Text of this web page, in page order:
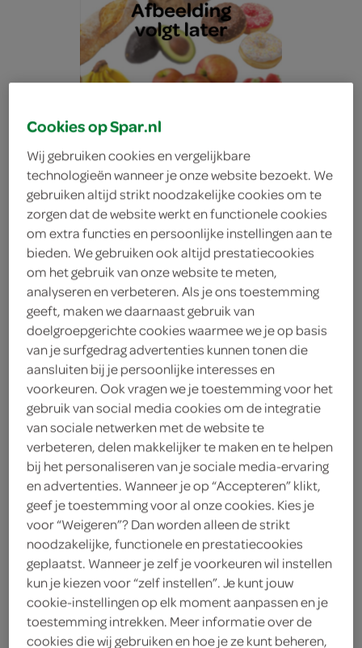
Lokale Bakker spelt licht
half
Lokale Bakker
2.
42
1 Stuks
Let op: aanbiedingen zijn niet zichtbaar bij de
producten, maar worden wél automatisch
verwerkt in de winkelmand.
Cookies op Spar.nl
Wij gebruiken cookies en vergelijkbare
technologieën wanneer je onze website bezoekt. We
gebruiken altijd strikt noodzakelijke cookies om te
zorgen dat de website werkt en functionele cookies
om extra functies en persoonlijke instellingen aan te
bieden. We gebruiken ook altijd prestatiecookies
om het gebruik van onze website te meten,
analyseren en verbeteren. Als je ons toestemming
geeft, maken we daarnaast gebruik van
doelgroepgerichte cookies waarmee we je op basis
van je surfgedrag advertenties kunnen tonen die
aansluiten bij je persoonlijke interesses en
voorkeuren. Ook vragen we je toestemming voor het
gebruik van social media cookies om de integratie
van sociale netwerken met de website te
verbeteren, delen makkelijker te maken en te helpen
bij het personaliseren van je sociale media-ervaring
en advertenties. Wanneer je op “Accepteren” klikt,
geef je toestemming voor al onze cookies. Kies je
voor “Weigeren”? Dan worden alleen de strikt
noodzakelijke, functionele en prestatiecookies
geplaatst. Wanneer je zelf je voorkeuren wil instellen
kun je kiezen voor “zelf instellen”. Je kunt jouw
cookie-instellingen op elk moment aanpassen en je
toestemming intrekken. Meer informatie over de
cookies die wij gebruiken en hoe je ze kunt beheren,